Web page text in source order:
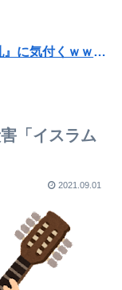
【画像】咲-saki-作者、ようやく『奇乳』に気付くｗｗｗｗ
【視聴率】ゴールデン帯でテレ東がフジを上回る トップはテレ朝
「イスラム
2021.09.01